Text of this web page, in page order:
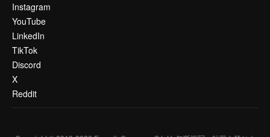
Instagram
YouTube
LinkedIn
TikTok
Discord
X
Reddit